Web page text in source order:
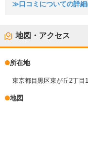
≫口コミについての詳細
地図・アクセス
所在地
東京都目黒区東が丘2丁目
地図